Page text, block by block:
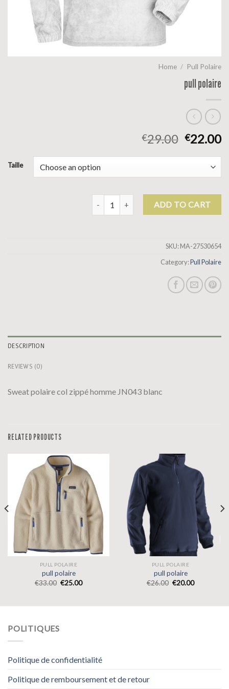
Home / Pull Polaire
pull polaire
€29.00 €22.00
Taille
ADD TO CART
SKU:MA-27530654
Category:Pull Polaire
DESCRIPTION
REVIEWS (0)
Sweat polaire col zippé homme JN043 blanc
RELATED PRODUCTS
PULL POLAIRE
pull polaire
€33.00 €25.00
PULL POLAIRE
pull polaire
€26.00 €20.00
POLITIQUES
Politique de confidentialité
Politique de remboursement et de retour